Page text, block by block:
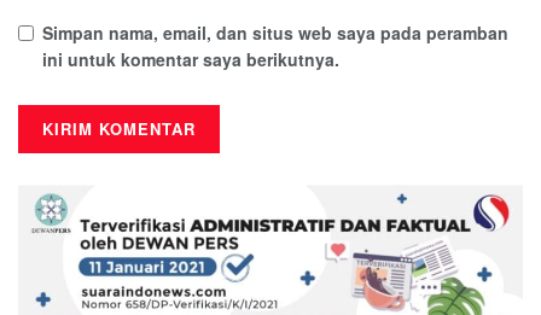
Simpan nama, email, dan situs web saya pada peramban
ini untuk komentar saya berikutnya.